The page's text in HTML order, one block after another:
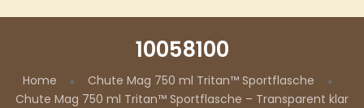
10058100
Home
Chute Mag 750 ml Tritan™ Sportflasche
Chute Mag 750 ml Tritan™ Sportflasche – Transparent klar